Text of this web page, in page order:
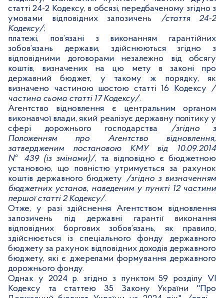
статті 24-2 Кодексу, в обсязі, передбаченому згідно з
умовами відповідних запозичень /стаття 24-2
Кодексу/;
платежі, пов’язані з виконанням гарантійних
зобов’язань держави, здійснюються згідно з
відповідними договорами незалежно від обсягу
коштів, визначених на цю мету в законі про
державний бюджет, у такому ж порядку, як
визначено частиною шостою статті 16 Кодексу /
частина сьома статті 17 Кодексу/.
Агентство відновлення є центральним органом
виконавчої влади, який реалізує державну політику у
сфері дорожнього господарства /згідно з
Положенням про Агентство відновлення,
затвердженим постановою КМУ від 10.09.2014
№ 439 (із змінами)/, та відповідно є бюджетною
установою, що повністю утримується за рахунок
коштів державного бюджету /згідно з визначенням
бюджетних установ, наведеним у пункті 12 частини
першої статті 2 Кодексу/.
Отже, у разі здійснення Агентством відновлення
запозичень під державні гарантії виконання
відповідних боргових зобов’язань, як правило,
здійснюється із спеціального фонду державного
бюджету за рахунок відповідних доходів державного
бюджету, які є джерелами формування державного
дорожнього фонду.
Однак у 2024 р. згідно з пунктом 59 розділу VI
Кодексу та статтею 35 Закону України "Про